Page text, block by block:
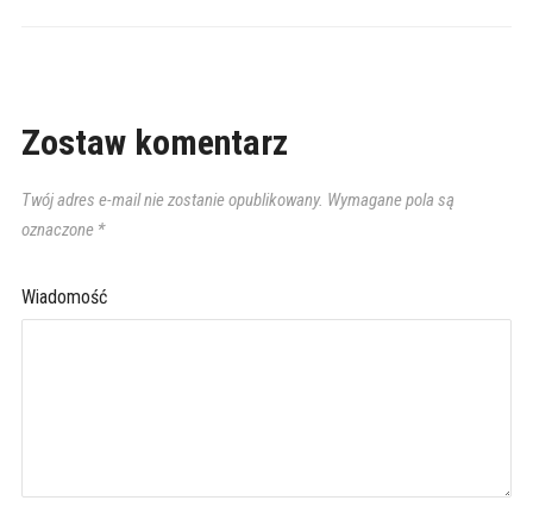
Zostaw komentarz
Twój adres e-mail nie zostanie opublikowany. Wymagane pola są
oznaczone *
Wiadomość